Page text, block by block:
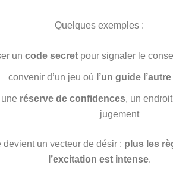
Quelques exemples :
un code secretpour signaler le
convenir d’un jeu où l’un guide
réserve de confidences, un
jugement
devient un vecteur de désir : plus les
l’excitation est intense.